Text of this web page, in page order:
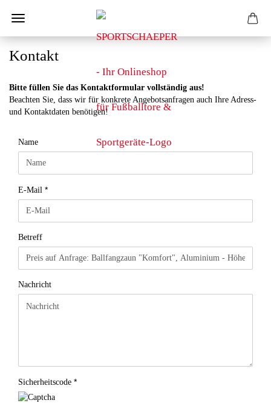
Kontakt
Bitte füllen Sie das Kontaktformular vollständig aus!
Beachten Sie, dass wir für konkrete Angebotsanfragen auch Ihre Adress-
und Kontaktdaten benötigen!
KONTAKT
Name
E-Mail
Betreff
Nachricht
Sicherheitscode